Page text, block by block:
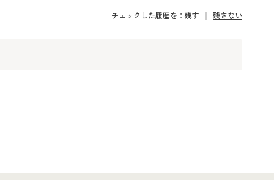
チェックした履歴を： 残す 残さない